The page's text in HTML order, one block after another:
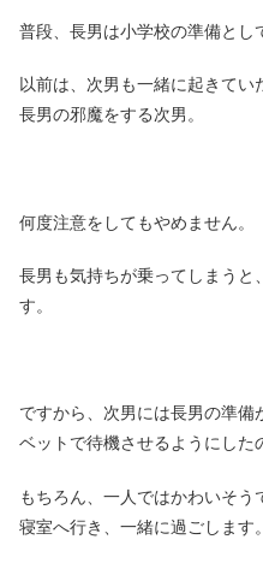
普段、長男は小学校の準備とし
以前は、次男も一緒に起きて
長男の邪魔をする次男。
何度注意をしてもやめません。
長男も気持ちが乗ってしまうと
す。
ですから、次男には長男の準備
ベットで待機させるようにした
もちろん、一人ではかわいそ
寝室へ行き、一緒に過ごします。